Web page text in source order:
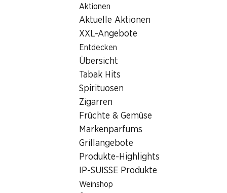
Aktionen
Aktuelle Aktionen
XXL-Angebote
Entdecken
Übersicht
Tabak Hits
Spirituosen
Zigarren
Früchte & Gemüse
Markenparfums
Grillangebote
Produkte-Highlights
IP-SUISSE Produkte
Weinshop
Filialsuche
Denner Filiale Mädergutstrasse 5, 3018 Bern
3018 Bern
Mädergutstrasse 5, 3018 Bern
Zur Wegbeschreibung
Öffnungszeiten